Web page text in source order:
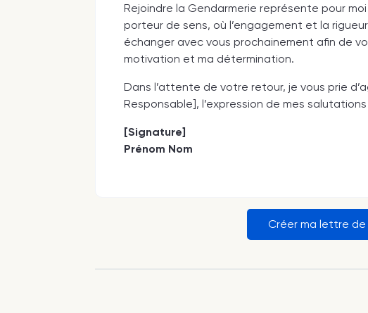
Rejoindre la Gendarmerie représente pour
porteur de sens, où l’engagement et la
échanger avec vous prochainement afin de
motivation et ma détermination.
Dans l’attente de votre retour, je vous prie
Responsable], l’expression de mes
[Signature]
Prénom Nom
Créer ma lettre